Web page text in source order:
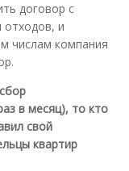
договор с
отходов, и
числам компания
в месяц), то кто
свой
квартир